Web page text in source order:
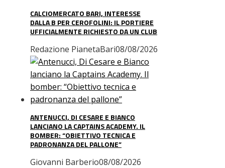
CALCIOMERCATO BARI, INTERESSE
DALLA B PER CEROFOLINI: IL PORTIERE
UFFICIALMENTE RICHIESTO DA UN CLUB
Redazione PianetaBari08/08/2026
ANTENUCCI, DI CESARE E BIANCO
LANCIANO LA CAPTAINS ACADEMY. IL
BOMBER: “OBIETTIVO TECNICA E
PADRONANZA DEL PALLONE”
Giovanni Barberio08/08/2026